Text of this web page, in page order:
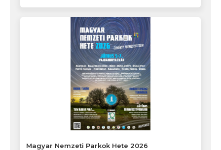
Magyar Nemzeti Parkok Hete 2026